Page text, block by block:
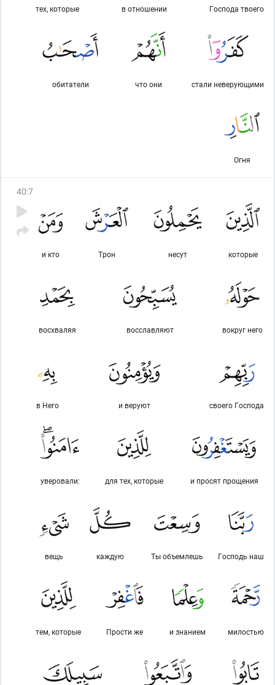
Господа твоего
в отношении
тех, которые
стали неверующими
что они
обитатели
Огня
40:7
которые
несут
Трон
и кто
вокруг него
восславляют
восхваляя
своего Господа
и веруют
в Него
и просят прощения
для тех, которые
уверовали:
Господь наш
Ты объемлешь
каждую
вещь
милостью
и знанием
Прости же
тем, которые